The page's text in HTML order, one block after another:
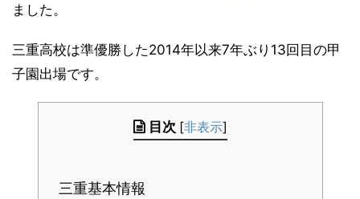
ました。
三重高校は準優勝した2014年以来7年ぶり13回目の甲
子園出場です。
目次 [非表示]
三重基本情報